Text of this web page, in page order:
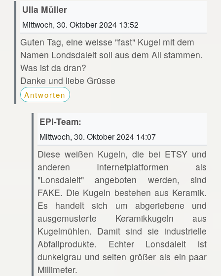
Ulla Müller
Mittwoch, 30. Oktober 2024 13:52
Guten Tag, eine weisse "fast" Kugel mit dem
Namen Londsdaleit soll aus dem All stammen.
Was ist da dran?
Danke und liebe Grüsse
Antworten
EPI-Team:
Mittwoch, 30. Oktober 2024 14:07
Diese weißen Kugeln, die bei ETSY und
anderen Internetplatformen als
"Lonsdaleit" angeboten werden, sind
FAKE. Die Kugeln bestehen aus Keramik.
Es handelt sich um abgeriebene und
ausgemusterte Keramikkugeln aus
Kugelmühlen. Damit sind sie industrielle
Abfallprodukte. Echter Lonsdaleit ist
dunkelgrau und selten größer als ein paar
Millimeter.